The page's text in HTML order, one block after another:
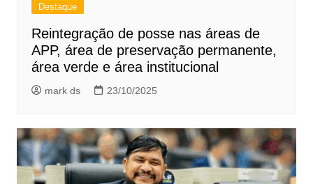
Destaque
Reintegração de posse nas áreas de
APP, área de preservação permanente,
área verde e área institucional
mark ds 23/10/2025